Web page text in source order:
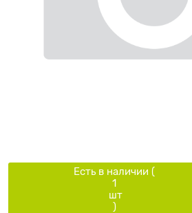
Есть в наличии (
1
шт
)